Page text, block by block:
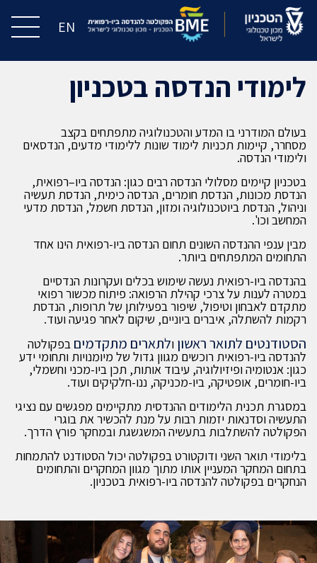
EN
לימודי הנדסה בטכניון
בעולם המודרני בו המדע והטכנולוגיה מתפתחים בקצב
מסחרר, קיימות תכניות לימוד שונות ללימודי מדעים, הנדסאים
ולימודי הנדסה.
בטכניון קיימים מסלולי הנדסה רבים כגון: הנדסה ביו–רפואית,
הנדסת מכונות, הנדסת חומרים, הנדסה כימית, הנדסת תעשיה
וניהול, הנדסת ביוטכנולוגיה ומזון, הנדסת חשמל, הנדסת מדעי
המחשב וכו'.
מבין ענפי ההנדסה השונים תחום הנדסה ביו-רפואית הינו אחד
התחומים המתפתחים ביותר.
בהנדסה ביו-רפואית נעשה שימוש בכלים ועקרונות הנדסיים
במטרה לענות על צרכי קהילת הרפואה: פיתוח מכשור רפואי
מתקדם לאבחון וטיפול, שיפור בפעילותן של תרופות, הנדסת
רקמות להשתלה, איברים ביוניים, שיקום לאחר פגיעה ועוד.
הסטודנטים לתואר ראשון ולתארים מתקדמים בפקולטה
להנדסה ביו-רפואית רוכשים מגוון גדול של מיומנויות ותחומי ידע
כגון: אנטומיה ופיזיולוגיה, עיבוד אותות, תכן ביו-מכני וחשמלי,
ביו-חומרים, אופטיקה, ביו-מכניקה, ננו-חלקיקים ועוד.
במסגרת תכנית הלימודים ההנדסית מתקיימים מפגשים עם נציגי
התעשיה וסדנאות יזמות רבות על מנת להכשיר את בוגרי
הפקולטה להשתלבות בתעשיה המשגשגת ובמחקר פורץ הדרך.
בלימודי תואר השני ודוקטורט בפקולטה יכול הסטודנט להתמחות
בתחום המחקר המעניין אותו מתוך מגוון המחקרים והתחומים
הנחקרים בפקולטה להנדסה ביו-רפואית בטכניון.